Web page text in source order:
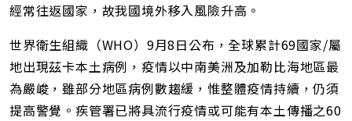
經常往返國家，故我國境外移入風險升高。
世界衛生組織（WHO）9月8日公布，全球累計69國家/屬
地出現茲卡本土病例，疫情以中南美洲及加勒比海地區最
為嚴峻，雖部分地區病例數趨緩，惟整體疫情持續，仍須
提高警覺。疾管署已將具流行疫情或可能有本土傳播之60